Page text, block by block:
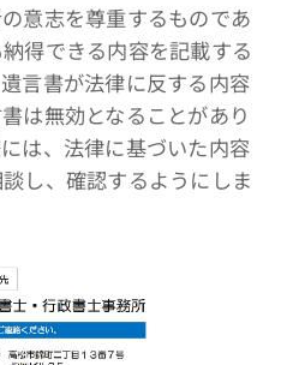
意志を尊重するものであ
得できる内容を記載する
言書が法律に反する内容
は無効となることがあり
は、法律に基づいた内容
し、確認するようにしま